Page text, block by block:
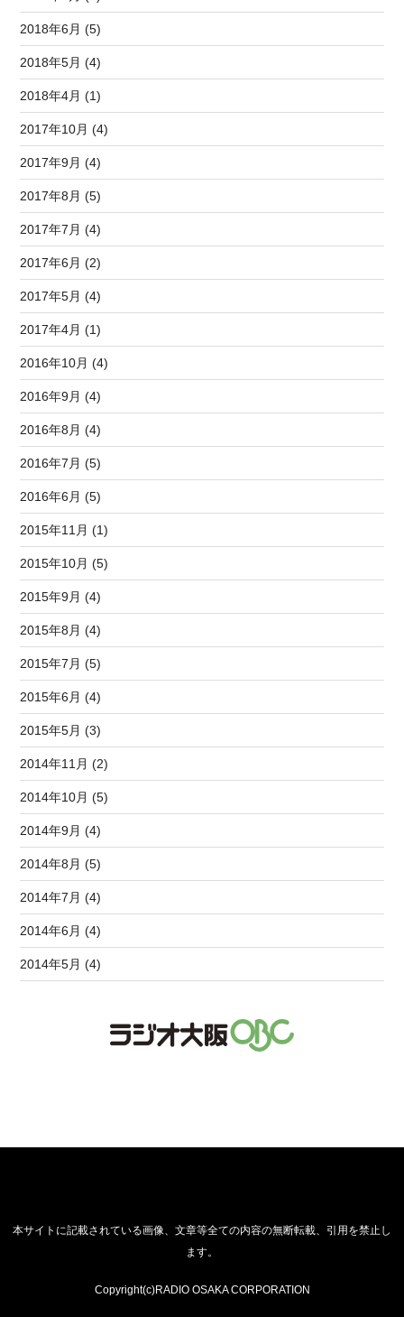
2018年6月 (5)
2018年5月 (4)
2018年4月 (1)
2017年10月 (4)
2017年9月 (4)
2017年8月 (5)
2017年7月 (4)
2017年6月 (2)
2017年5月 (4)
2017年4月 (1)
2016年10月 (4)
2016年9月 (4)
2016年8月 (4)
2016年7月 (5)
2016年6月 (5)
2015年11月 (1)
2015年10月 (5)
2015年9月 (4)
2015年8月 (4)
2015年7月 (5)
2015年6月 (4)
2015年5月 (3)
2014年11月 (2)
2014年10月 (5)
2014年9月 (4)
2014年8月 (5)
2014年7月 (4)
2014年6月 (4)
2014年5月 (4)
本サイトに記載されている画像、文章等全ての内容の無断転載、引用を禁止し
ます。
Copyright(c)RADIO OSAKA CORPORATION